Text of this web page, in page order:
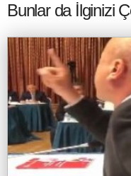
Bunlar da İlginizi